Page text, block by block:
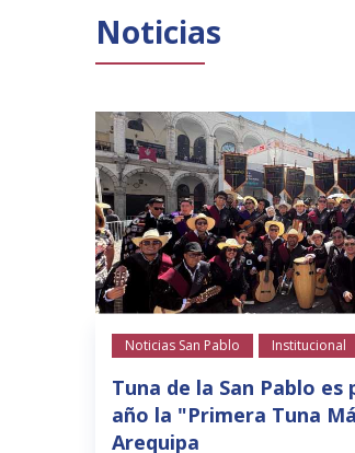
Noticias
Noticias San Pablo Institucional
Tuna de la San Pablo
año la "Primera Tuna
Arequipa